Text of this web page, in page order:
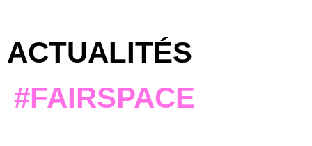
ACTUALITÉS
#FAIRSPACE